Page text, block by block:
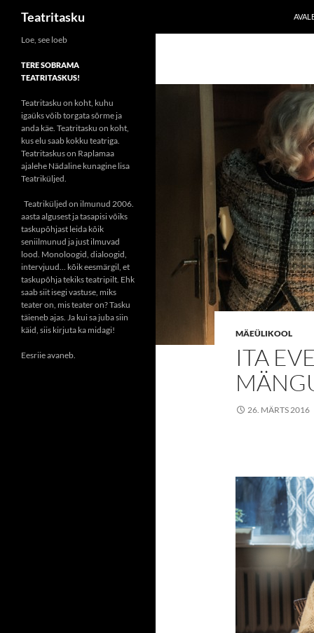
Liigu
juurde
Teatritasku
MÄEÜLIKOOL
ITA
26. MÄRTS 2016
Loe, see loeb
TERE SOBRAMA
TEATRITASKUS!
Teatritasku on koht, kuhu
igaüks võib torgata sõrme ja
anda käe. Teatritasku on koht,
kus elu saab kokku teatriga.
Teatritaskus on Raplamaa
ajalehe Nädaline kunagine lisa
Teatriküljed.
Teatriküljed on ilmunud 2006.
aasta algusest ja tasapisi võiks
taskupõhjast leida kõik
seniilmunud ja just ilmuvad
lood. Monoloogid, dialoogid,
intervjuud... kõik eesmärgil, et
taskupõhja tekiks teatripilt. Ehk
saab siit isegi vastuse, miks
teater on, mis teater on? Tasku
täieneb ajas. Ja kui sa juba siin
käid, siis kirjuta ka midagi!
Eesriie avaneb.